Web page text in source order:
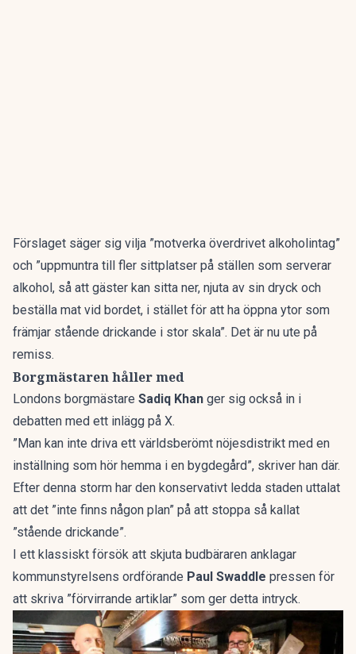
Förslaget säger sig vilja ”motverka överdrivet alkoholintag”
och ”uppmuntra till fler sittplatser på ställen som serverar
alkohol, så att gäster kan sitta ner, njuta av sin dryck och
beställa mat vid bordet, i stället för att ha öppna ytor som
främjar stående drickande i stor skala”. Det är nu ute på
remiss.
Borgmästaren håller med
Londons borgmästare Sadiq Khan ger sig också in i
debatten med ett inlägg på X.
”Man kan inte driva ett världsberömt nöjesdistrikt med en
inställning som hör hemma i en bygdegård”, skriver han där.
Efter denna storm har den konservativt ledda staden uttalat
att det ”inte finns någon plan” på att stoppa så kallat
”stående drickande”.
I ett klassiskt försök att skjuta budbäraren anklagar
kommunstyrelsens ordförande Paul Swaddle pressen för
att skriva ”förvirrande artiklar” som ger detta intryck.